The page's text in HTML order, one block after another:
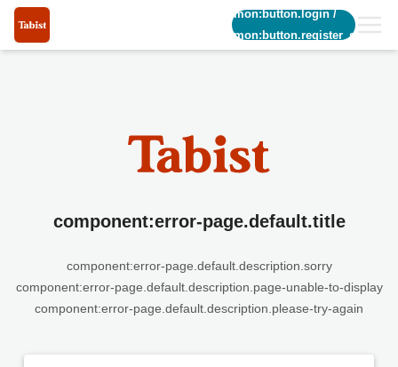
common:button.login/
common:button.register_short
component:error-page.default.title
component:error-page.default.description.sorry
component:error-page.default.description.page-unable-to-display
component:error-page.default.description.please-try-again